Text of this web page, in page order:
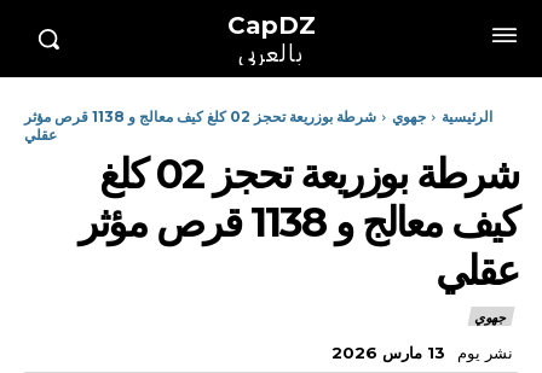
CapDZ
بالعربي
الرئيسية جهوي
شرطة بوزريعة تحجز 02 كلغ كيف معالج و 1138 قرص مؤثر
عقلي
شرطة بوزريعة تحجز 02 كلغ
كيف معالج و 1138 قرص مؤثر
عقلي
جهوي
نشر يوم 13 مارس 2026